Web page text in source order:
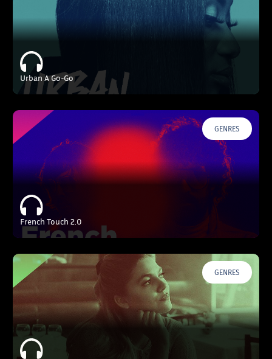
Urban A Go-Go
GENRES
French Touch 2.0
GENRES